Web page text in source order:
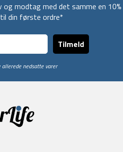
og modtag med det samme en 10%
din første ordre*
Tilmeld
allerede nedsatte varer